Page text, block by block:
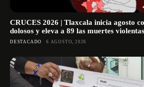
CRUCES 2026 | Tlaxcala inicia agosto
dolosos y eleva a 89 las muertes violentas
DESTACADO 6 AGOSTO, 2026